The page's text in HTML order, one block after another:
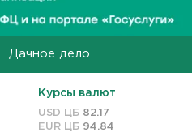
Дачное дело
Курсы валют
USD ЦБ 82.17
EUR ЦБ 94.84